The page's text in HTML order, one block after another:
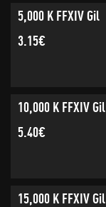
5,000 K FFXIV Gil
3.15€
10,000 K FFXIV Gil
5.40€
15,000 K FFXIV Gil